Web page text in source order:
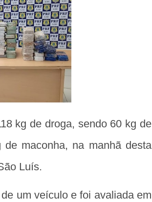
kg de droga, sendo 60 kg de
maconha, na manhã desta
Luís.
um veículo e foi avaliada em